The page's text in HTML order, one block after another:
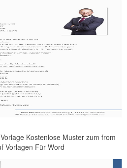
Kostenlose Muster zum from
Vorlagen Für Word